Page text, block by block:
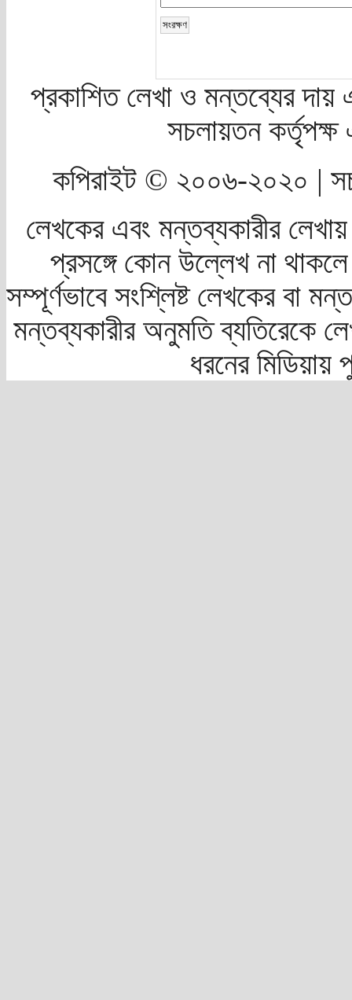
প্রকাশিত লেখা ও মন্তব্যের দায়
সচলায়তন
কপিরাইট © ২০০৬-২০২০ |
লেখকের এবং মন্তব্যকারীর
প্রসঙ্গে কোন উল্লেখ না
সম্পূর্ণভাবে সংশ্লিষ্ট লেখকের বা
মন্তব্যকারীর অনুমতি ব্যতিরেকে
ধরনের মিডিয়ায়